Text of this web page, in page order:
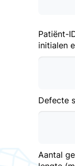
Patiënt-
initialen
Defecte
Aantal